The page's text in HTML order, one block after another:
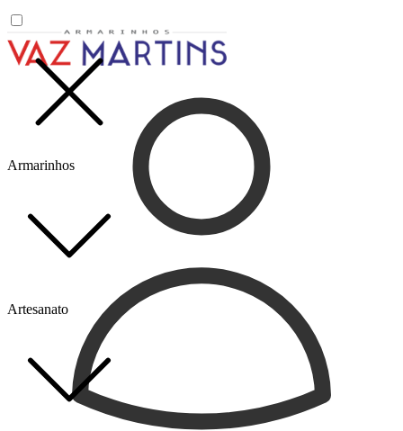
Armarinhos
Artesanato